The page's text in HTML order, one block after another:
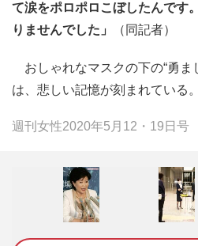
て涙をポロポロこぼしたんです
りませんでした」
（同記者）
おしゃれなマスクの下の“勇ま
は、悲しい記憶が刻まれている。
週刊女性2020年5月12・19日号